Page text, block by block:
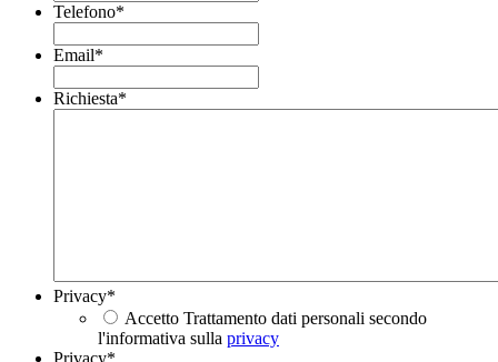
Telefono*
Email*
Richiesta*
Privacy*
Accetto Trattamento dati personali secondo
l'informativa sulla privacy
Privacy*